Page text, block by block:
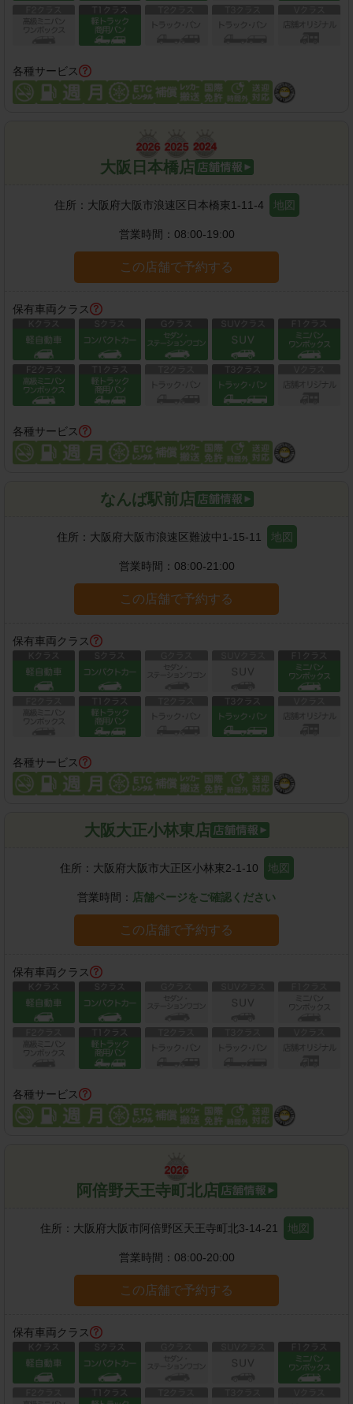
各種サービス
大阪日本橋店
住所： 大阪府大阪市浪速区日本橋東1-11-4 地図
営業時間： 08:00-19:00
この店舗で予約する
保有車両クラス
各種サービス
なんば駅前店
住所： 大阪府大阪市浪速区難波中1-15-11 地図
営業時間： 08:00-21:00
この店舗で予約する
保有車両クラス
各種サービス
大阪大正小林東店
住所： 大阪府大阪市大正区小林東2-1-10 地図
営業時間： 店舗ページをご確認ください
この店舗で予約する
保有車両クラス
各種サービス
阿倍野天王寺町北店
住所： 大阪府大阪市阿倍野区天王寺町北3-14-21 地図
営業時間： 08:00-20:00
この店舗で予約する
保有車両クラス